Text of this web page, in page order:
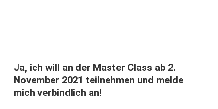
November 2021 teilnehmen und melde
mich verbindlich an!